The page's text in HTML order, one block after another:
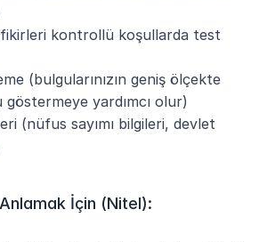
kontrollü koşullarda test
(bulgularınızın geniş ölçekte
yardımcı olur)
(nüfus sayımı bilgileri, devlet
İçin (Nitel):